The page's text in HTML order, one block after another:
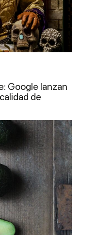
Google lanzan
de